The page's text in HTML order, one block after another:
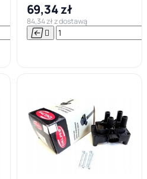


69,34 zł
84,34 zł z dostawą
 